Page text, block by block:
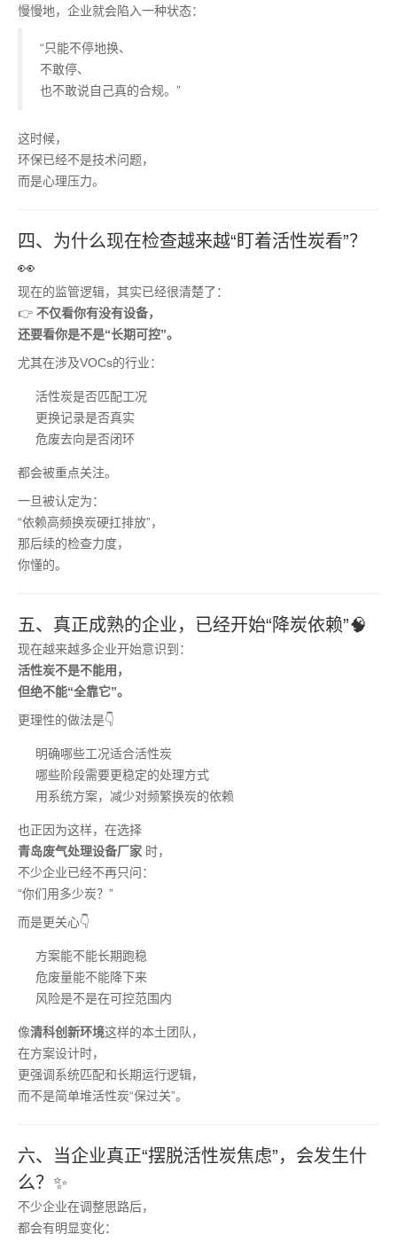
慢慢地，企业就会陷入一种状态：
“只能不停地换、
不敢停、
也不敢说自己真的合规。”
这时候，
环保已经不是技术问题，
而是心理压力。
四、为什么现在检查越来越“盯着活性炭看”？
👀
现在的监管逻辑，其实已经很清楚了：
👉 不仅看你有没有设备，
还要看你是不是“长期可控”。
尤其在涉及VOCs的行业：
活性炭是否匹配工况
更换记录是否真实
危废去向是否闭环
都会被重点关注。
一旦被认定为：
“依赖高频换炭硬扛排放”，
那后续的检查力度，
你懂的。
五、真正成熟的企业，已经开始“降炭依赖”🧠
现在越来越多企业开始意识到：
活性炭不是不能用，
但绝不能“全靠它”。
更理性的做法是👇
明确哪些工况适合活性炭
哪些阶段需要更稳定的处理方式
用系统方案，减少对频繁换炭的依赖
也正因为这样，在选择
青岛废气处理设备厂家 时，
不少企业已经不再只问：
“你们用多少炭？”
而是更关心👇
方案能不能长期跑稳
危废量能不能降下来
风险是不是在可控范围内
像清科创新环境这样的本土团队，
在方案设计时，
更强调系统匹配和长期运行逻辑，
而不是简单堆活性炭“保过关”。
六、当企业真正“摆脱活性炭焦虑”，会发生什
么？✨
不少企业在调整思路后，
都会有明显变化：